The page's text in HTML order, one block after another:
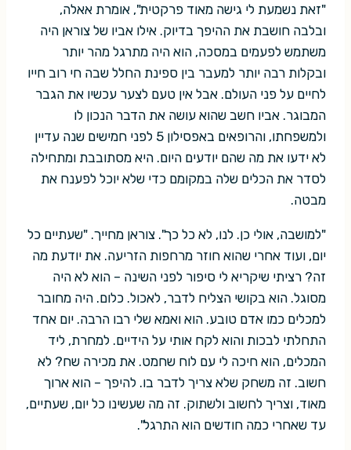
"זאת נשמעת לי גישה מאוד פרקטית", אומרת אאלה,
ובלבה חושבת את ההיפך בדיוק. אילו אביו של צוראן היה
משתמש לפעמים במסכה, הוא היה מתרגל מהר יותר
ובקלות רבה יותר למעבר בין ספינת החלל שבה חי רוב חייו
לחיים על פני העולם. אבל אין טעם לצער עכשיו את הגבר
המבוגר. אביו חשב שהוא עושה את הדבר הנכון לו
ולמשפחתו, והרופאים באפסילון 5 לפני חמישים שנה עדיין
לא ידעו את מה שהם יודעים היום. היא מסתובבת ומתחילה
לסדר את הכלים שלה במקומם כדי שלא יוכל לפענח את
מבטה.
"למושבה, אולי כן. לנו, לא כל כך". צוראן מחייך. "שעתיים כל
יום, ועוד אחרי שהוא חוזר מרחפות הזריעה. את יודעת מה
זה? רציתי שיקריא לי סיפור לפני השינה – הוא לא היה
מסוגל. הוא בקושי הצליח לדבר, לאכול. כלום. היה מחובר
למכלים כמו אדם טובע. הוא ואמא שלי רבו הרבה. יום אחד
התחלתי לבכות והוא לקח אותי על הידיים. למחרת, ליד
המכלים, הוא חיכה לי עם לוח שחמט. את מכירה שח? לא
חשוב. זה משחק שלא צריך לדבר בו. להיפך – הוא ארוך
מאוד, וצריך לחשוב ולשתוק. זה מה שעשינו כל יום, שעתיים,
עד שאחרי כמה חודשים הוא התרגל".